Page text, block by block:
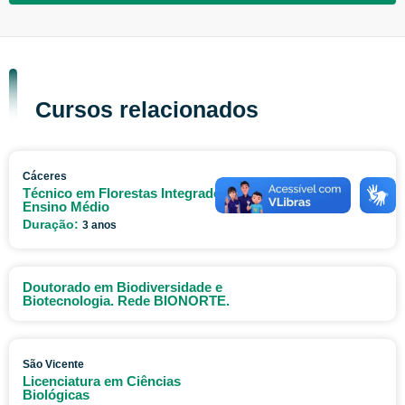
Cursos relacionados
Cáceres
Técnico em Florestas Integrado ao
Ensino Médio
Duração: 3 anos
Doutorado em Biodiversidade e
Biotecnologia. Rede BIONORTE.
São Vicente
Licenciatura em Ciências
Biológicas